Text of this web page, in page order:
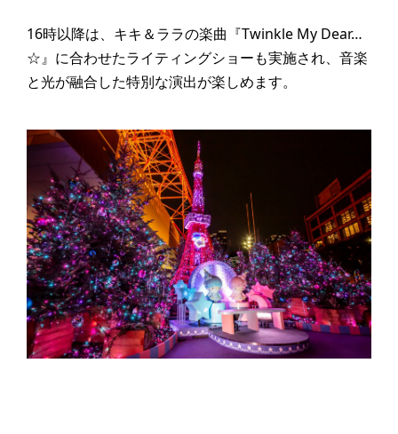
16時以降は、キキ＆ララの楽曲『Twinkle My Dear…
☆』に合わせたライティングショーも実施され、音楽
と光が融合した特別な演出が楽しめます。